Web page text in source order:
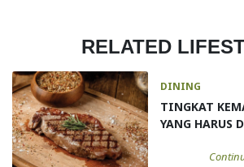
RELATED
DINING
TINGKAT
YANG HARUS